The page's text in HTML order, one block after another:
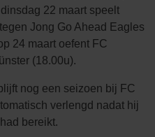
22 maart speelt
Jong Go Ahead Eagles
24 maart oefent FC
(18.00u).
nog een seizoen bij FC
verlengd nadat hij
bereikt.